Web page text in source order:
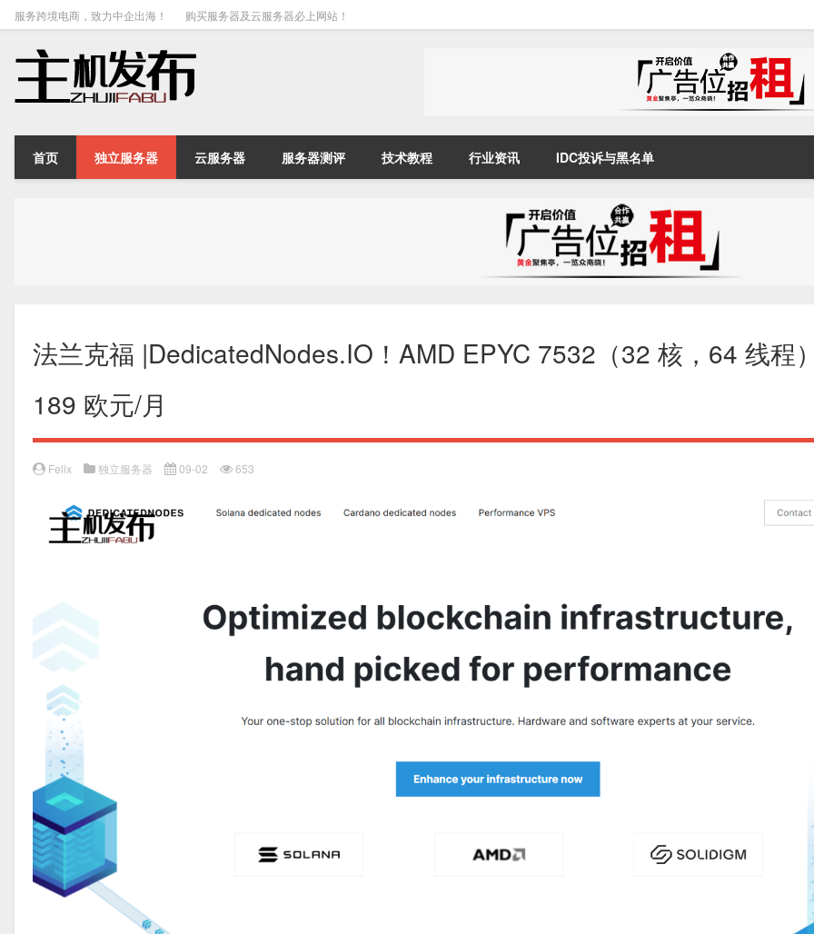
服务跨境电商，致力中企出海！ 购买服务器及云服务器必上网站！
首页 独立服务器 云服务器 服务器测评 技术教程 行业资讯 IDC投诉与黑名单
法兰克福 |DedicatedNodes.IO！AMD EPYC 7532（32 核，64 线程
189 欧元/月
Felix 独立服务器 09-02 653